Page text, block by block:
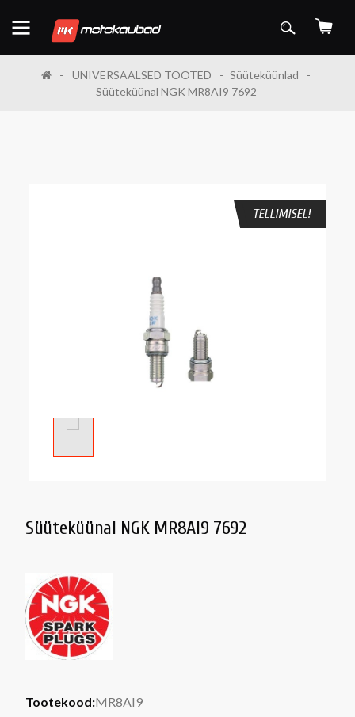
UNIVERSAALSED TOOTED
Süüteküünlad
Süüteküünal NGK MR8AI9 7692
TELLIMISEL!
Süüteküünal NGK MR8AI9 7692
Tootekood:MR8AI9